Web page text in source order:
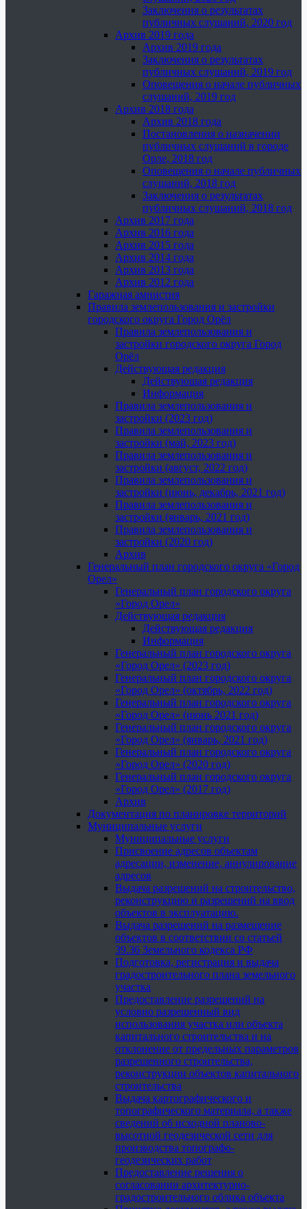
Заключения о результатах
публичных слушаний, 2020 год
Архив 2019 года
Архив 2019 года
Заключения о результатах
публичных слушаний, 2019 год
Оповещения о начале публичных
слушаний, 2019 год
Архив 2018 года
Архив 2018 года
Постановления о назначении
публичных слушаний в городе
Орле, 2018 год
Оповещения о начале публичных
слушаний, 2018 год
Заключения о результатах
публичных слушаний, 2018 год
Архив 2017 года
Архив 2016 года
Архив 2015 года
Архив 2014 года
Архив 2013 года
Архив 2012 года
Гаражная амнистия
Правила землепользования и застройки
городского округа Город Орёл
Правила землепользования и
застройки городского округа Город
Орёл
Действующая редакция
Действующая редакция
Информация
Правила землепользования и
застройки (2023 год)
Правила землепользования и
застройки (май, 2023 год)
Правила землепользования и
застройки (август, 2022 год)
Правила землепользования и
застройки (июнь, декабрь, 2021 год)
Правила землепользования и
застройки (январь, 2021 год)
Правила землепользования и
застройки (2020 год)
Архив
Генеральный план городского округа «Город
Орел»
Генеральный план городского округа
«Город Орел»
Действующая редакция
Действующая редакция
Информация
Генеральный план городского округа
«Город Орел» (2023 год)
Генеральный план городского округа
«Город Орел» (октябрь, 2022 год)
Генеральный план городского округа
«Город Орел» (июнь 2021 год)
Генеральный план городского округа
«Город Орел» (январь, 2021 год)
Генеральный план городского округа
«Город Орел» (2020 год)
Генеральный план городского округа
«Город Орел» (2017 год)
Архив
Документация по планировке территорий
Муниципальные услуги
Муниципальные услуги
Присвоение адресов объектам
адресации, изменение, аннулирование
адресов
Выдача разрешений на строительство,
реконструкцию и разрешений на ввод
объектов в эксплуатацию.
Выдача разрешений на размещение
объектов в соответствии со статьей
39.36 Земельного кодекса РФ
Подготовка, регистрация и выдача
градостроительного плана земельного
участка
Предоставление разрешений на
условно разрешенный вид
использования участка или объекта
капитального строительства и на
отклонение от предельных параметров
разрешенного строительства,
реконструкции объектов капитального
строительства
Выдача картографического и
топографического материала, а также
сведений об исходной планово-
высотной геодезической сети для
производства топографо-
геодезических работ
Предоставление решения о
согласовании архитектурно-
градостроительного облика объекта